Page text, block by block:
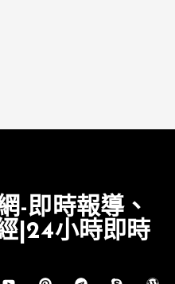
-即時報導、
|24小時即時